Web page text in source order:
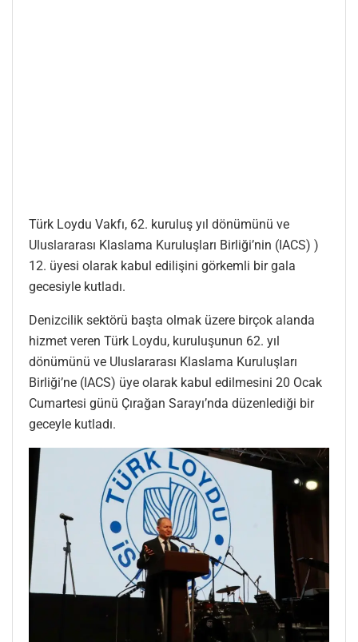
Türk Loydu Vakfı, 62. kuruluş yıl dönümünü ve
Uluslararası Klaslama Kuruluşları Birliği’nin (IACS) )
12. üyesi olarak kabul edilişini görkemli bir gala
gecesiyle kutladı.
Denizcilik sektörü başta olmak üzere birçok alanda
hizmet veren Türk Loydu, kuruluşunun 62. yıl
dönümünü ve Uluslararası Klaslama Kuruluşları
Birliği’ne (IACS) üye olarak kabul edilmesini 20 Ocak
Cumartesi günü Çırağan Sarayı’nda düzenlediği bir
geceyle kutladı.